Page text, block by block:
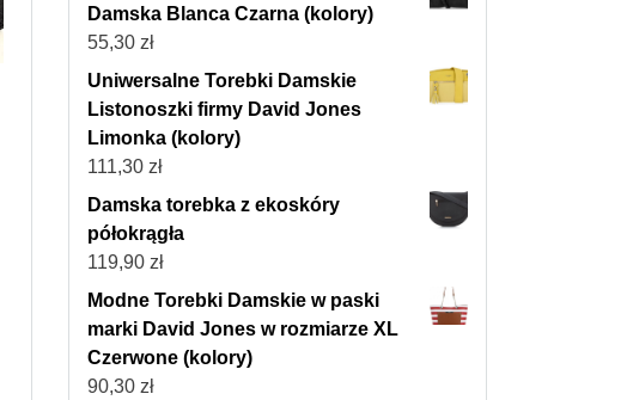
Damska Blanca Czarna (kolory)
55,30 zł
Uniwersalne Torebki Damskie
Listonoszki firmy David Jones
Limonka (kolory)
111,30 zł
Damska torebka z ekoskóry
półokrągła
119,90 zł
Modne Torebki Damskie w paski
marki David Jones w rozmiarze XL
Czerwone (kolory)
90,30 zł